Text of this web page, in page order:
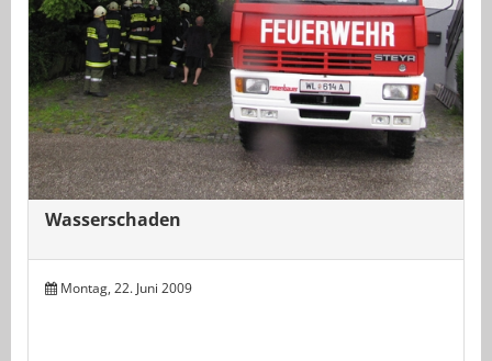
Wasserschaden
Montag, 22. Juni 2009